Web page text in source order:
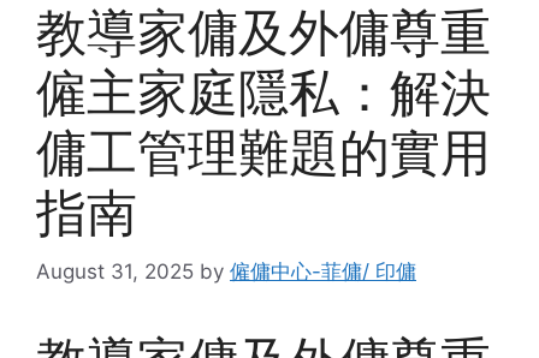
教導家傭及外傭尊重
僱主家庭隱私：解決
傭工管理難題的實用
指南
August 31, 2025 by 僱傭中心-菲傭/ 印傭